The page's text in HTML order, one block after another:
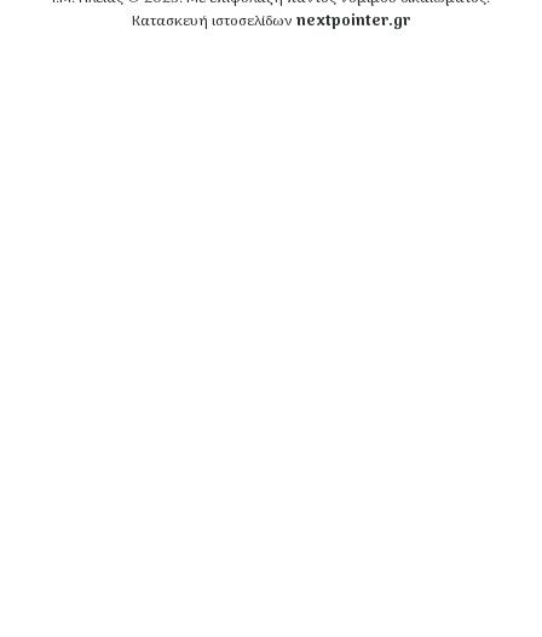
Κατασκευή ιστοσελίδων nextpointer.gr